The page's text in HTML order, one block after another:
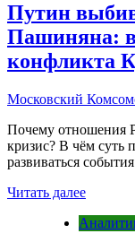
Путин
Пашиняна:
конфликта
Московский
Почему отношения
кризис? В чём суть
развиваться
Читать далее